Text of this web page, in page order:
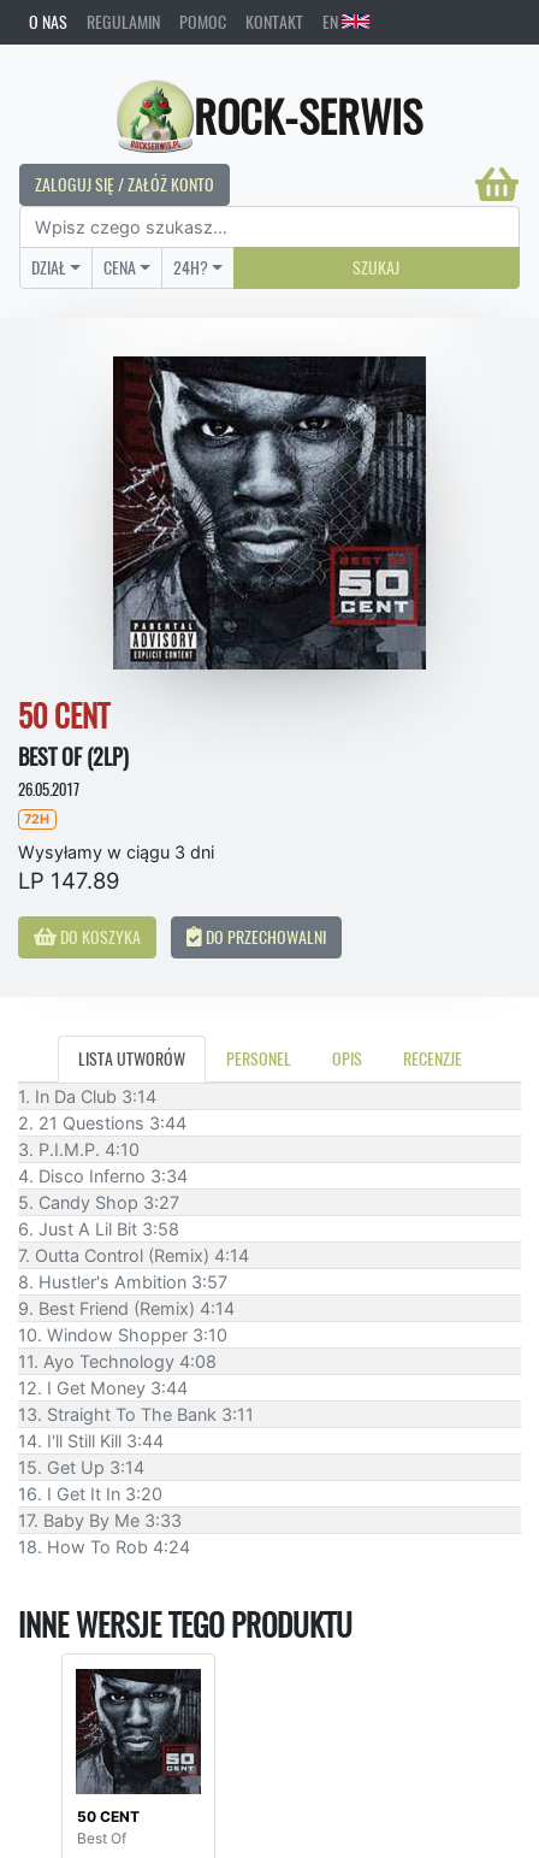
O NAS REGULAMIN POMOC KONTAKT EN
ROCK-SERWIS
ZALOGUJ SIĘ / ZAŁÓŻ KONTO
DZIAŁ CENA 24H? SZUKAJ
50 CENT
BEST OF (2LP)
26.05.2017
72H
Wysyłamy w ciągu 3 dni
LP 147.89
DO KOSZYKA DO PRZECHOWALNI
LISTA UTWORÓW PERSONEL OPIS RECENZJE
1. In Da Club 3:14
2. 21 Questions 3:44
3. P.I.M.P. 4:10
4. Disco Inferno 3:34
5. Candy Shop 3:27
6. Just A Lil Bit 3:58
7. Outta Control (Remix) 4:14
8. Hustler's Ambition 3:57
9. Best Friend (Remix) 4:14
10. Window Shopper 3:10
11. Ayo Technology 4:08
12. I Get Money 3:44
13. Straight To The Bank 3:11
14. I'll Still Kill 3:44
15. Get Up 3:14
16. I Get It In 3:20
17. Baby By Me 3:33
18. How To Rob 4:24
INNE WERSJE TEGO PRODUKTU
50 CENT
Best Of